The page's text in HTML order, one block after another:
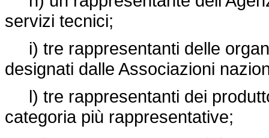
servizi tecnici;
i) tre rappresentanti delle
designati dalle Associazioni
l) tre rappresentanti dei
categoria più rappresentative;